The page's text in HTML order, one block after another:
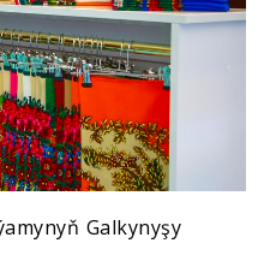
Galkynyşy